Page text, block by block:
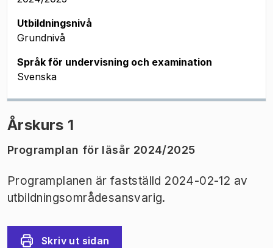
Utbildningsnivå
Grundnivå
Språk för undervisning och examination
Svenska
Årskurs 1
Programplan för läsår 2024/2025
Programplanen är fastställd 2024-02-12 av
utbildningsområdesansvarig.
Skriv ut sidan